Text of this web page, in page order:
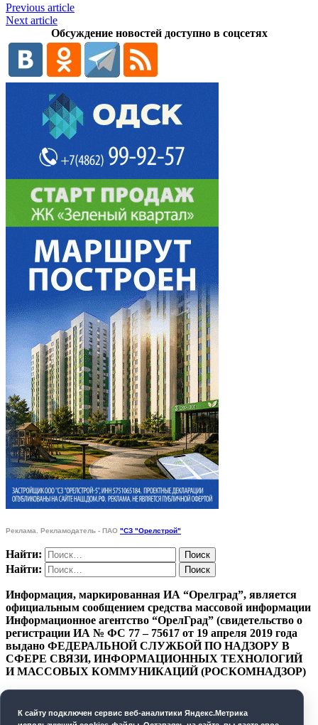
Previous article
Next article
Обсуждение новостей доступно в соцсетях
Реклама. Рекламодатель - ПАО "СЗ "Орелстрой"
Найти:
Найти:
Информация, маркированная ИА “Орелград”, является
официальным сообщением средства массовой информации
Информационное агентство “ОрелГрад” (свидетельство о
регистрации ИА № ФС 77 – 75617 от 19 апреля 2019 года
выдано ФЕДЕРАЛЬНОЙ СЛУЖБОЙ ПО НАДЗОРУ В
СФЕРЕ СВЯЗИ, ИНФОРМАЦИОННЫХ ТЕХНОЛОГИЙ
И МАССОВЫХ КОММУНИКАЦИЙ (РОСКОМНАДЗОР)
СОГЛАСИЕ НА ОБРАБОТКУ ПЕРСОНАЛЬНЫХ
К cайту подключен сервис веб-аналитики Яндекс.Метрика